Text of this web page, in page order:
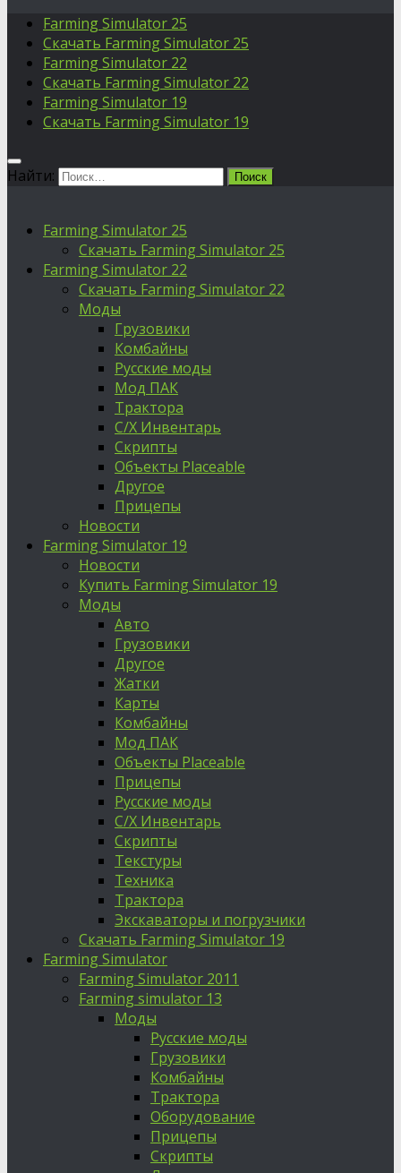
Farming Simulator 25
Скачать Farming Simulator 25
Farming Simulator 22
Скачать Farming Simulator 22
Farming Simulator 19
Скачать Farming Simulator 19
Найти:
Farming Simulator 25
Скачать Farming Simulator 25
Farming Simulator 22
Скачать Farming Simulator 22
Моды
Грузовики
Комбайны
Русские моды
Мод ПАК
Трактора
С/Х Инвентарь
Скрипты
Объекты Placeable
Другое
Прицепы
Новости
Farming Simulator 19
Новости
Купить Farming Simulator 19
Моды
Авто
Грузовики
Другое
Жатки
Карты
Комбайны
Мод ПАК
Объекты Placeable
Прицепы
Русские моды
С/Х Инвентарь
Скрипты
Текстуры
Техника
Трактора
Экскаваторы и погрузчики
Скачать Farming Simulator 19
Farming Simulator
Farming Simulator 2011
Farming simulator 13
Моды
Русские моды
Грузовики
Комбайны
Трактора
Оборудование
Прицепы
Скрипты